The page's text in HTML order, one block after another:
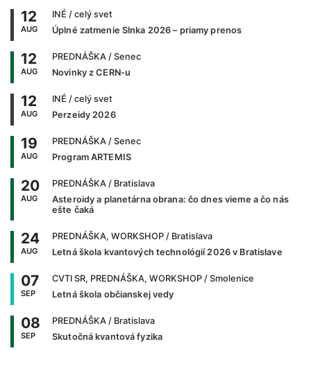
12
AUG
INÉ / celý svet
Úplné zatmenie Slnka 2026 – priamy prenos
12
AUG
PREDNÁŠKA / Senec
Novinky z CERN-u
12
AUG
INÉ / celý svet
Perzeidy 2026
19
AUG
PREDNÁŠKA / Senec
Program ARTEMIS
20
AUG
PREDNÁŠKA / Bratislava
Asteroidy a planetárna obrana: čo dnes vieme a čo nás
ešte čaká
24
AUG
PREDNÁŠKA, WORKSHOP / Bratislava
Letná škola kvantových technológií 2026 v Bratislave
07
SEP
CVTI SR, PREDNÁŠKA, WORKSHOP / Smolenice
Letná škola občianskej vedy
08
SEP
PREDNÁŠKA / Bratislava
Skutočná kvantová fyzika